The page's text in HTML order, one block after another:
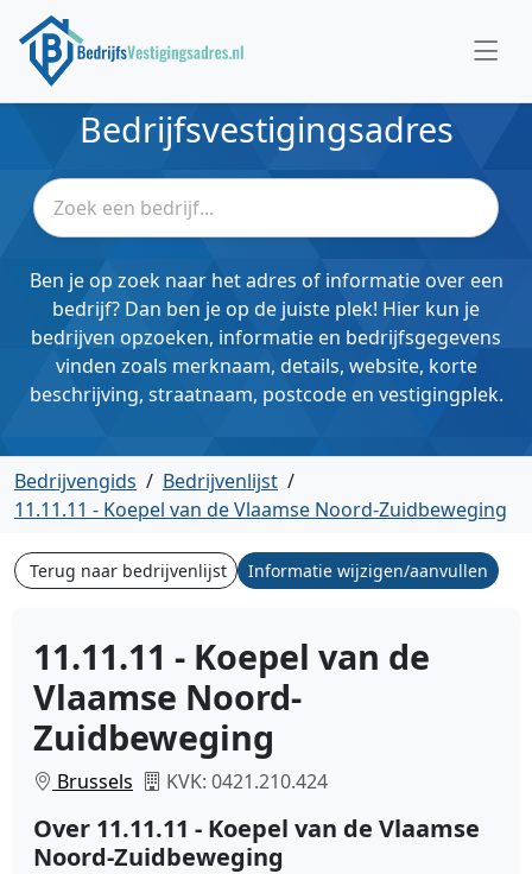
Bedrijfsvestigingsadres
Ben je op zoek naar het adres of informatie over een
bedrijf? Dan ben je op de juiste plek! Hier kun je
bedrijven opzoeken, informatie en bedrijfsgegevens
vinden zoals merknaam, details, website, korte
beschrijving, straatnaam, postcode en vestigingplek.
Bedrijvengids / Bedrijvenlijst /
11.11.11 - Koepel van de Vlaamse Noord-Zuidbeweging
Terug naar bedrijvenlijst Informatie wijzigen/aanvullen
11.11.11 - Koepel van de
Vlaamse Noord-
Zuidbeweging
Brussels KVK: 0421.210.424
Over 11.11.11 - Koepel van de Vlaamse
Noord-Zuidbeweging